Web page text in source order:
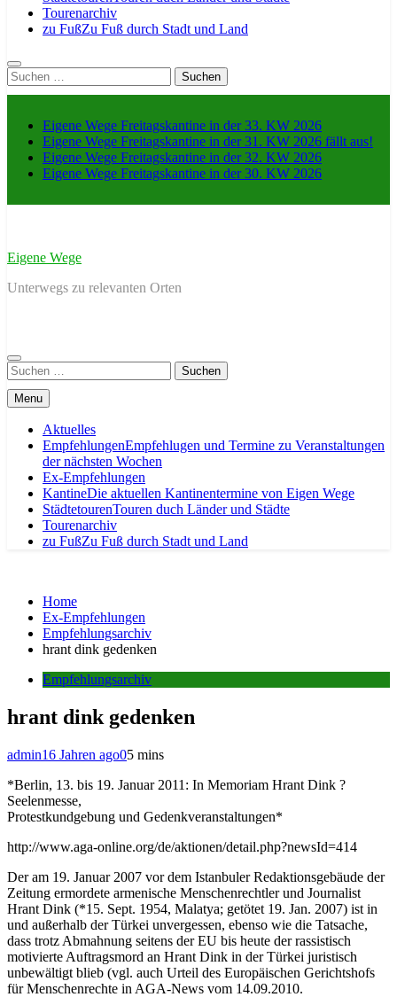
Tourenarchiv
zu FußZu Fuß durch Stadt und Land
Suche
nach:
Eigene Wege Freitagskantine in der 33. KW 2026
Eigene Wege Freitagskantine in der 31. KW 2026 fällt aus!
Eigene Wege Freitagskantine in der 32. KW 2026
Eigene Wege Freitagskantine in der 30. KW 2026
Eigene Wege
Unterwegs zu relevanten Orten
Suche
nach:
Menu
Aktuelles
EmpfehlungenEmpfehlugen und Termine zu Veranstaltungen
der nächsten Wochen
Ex-Empfehlungen
KantineDie aktuellen Kantinentermine von Eigen Wege
StädtetourenTouren duch Länder und Städte
Tourenarchiv
zu FußZu Fuß durch Stadt und Land
Home
Ex-Empfehlungen
Empfehlungsarchiv
hrant dink gedenken
Empfehlungsarchiv
hrant dink gedenken
admin16 Jahren ago05 mins
*Berlin, 13. bis 19. Januar 2011: In Memoriam Hrant Dink ?
Seelenmesse,
Protestkundgebung und Gedenkveranstaltungen*
http://www.aga-online.org/de/aktionen/detail.php?newsId=414
Der am 19. Januar 2007 vor dem Istanbuler Redaktionsgebäude der
Zeitung ermordete armenische Menschenrechtler und Journalist
Hrant Dink (*15. Sept. 1954, Malatya; getötet 19. Jan. 2007) ist in
und außerhalb der Türkei unvergessen, ebenso wie die Tatsache,
dass trotz Abmahnung seitens der EU bis heute der rassistisch
motivierte Auftragsmord an Hrant Dink in der Türkei juristisch
unbewältigt blieb (vgl. auch Urteil des Europäischen Gerichtshofs
für Menschenrechte in AGA-News vom 14.09.2010.